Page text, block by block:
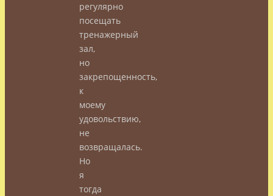
регулярно
посещать
тренажерный
зал,
но
закрепощенность,
к
моему
удовольствию,
не
возвращалась.
Но
я
тогда